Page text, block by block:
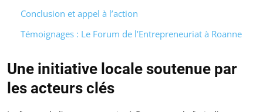
Conclusion et appel à l’action
Témoignages : Le Forum de l’Entrepreneuriat à Roanne
Une initiative locale soutenue par
les acteurs clés